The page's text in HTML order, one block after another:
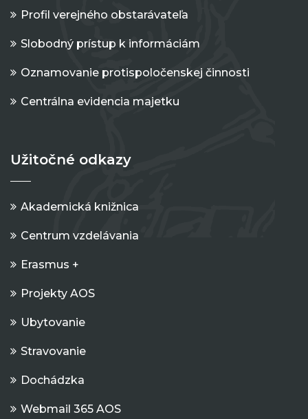
Profil verejného obstarávateľa
Slobodný prístup k informáciám
Oznamovanie protispoločenskej činnosti
Centrálna evidencia majetku
Užitočné odkazy
Akademická knižnica
Centrum vzdelávania
Erasmus +
Projekty AOS
Ubytovanie
Stravovanie
Dochádzka
Webmail 365 AOS